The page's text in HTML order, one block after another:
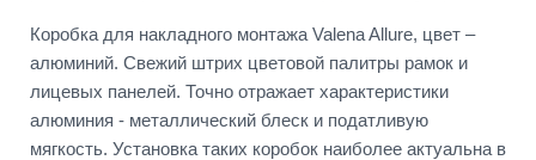
Коробка для накладного монтажа Valena Allure, цвет –
алюминий. Свежий штрих цветовой палитры рамок и
лицевых панелей. Точно отражает характеристики
алюминия - металлический блеск и податливую
мягкость. Установка таких коробок наиболее актуальна в